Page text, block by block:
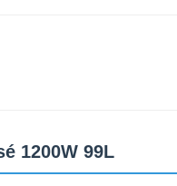
1200W 99L